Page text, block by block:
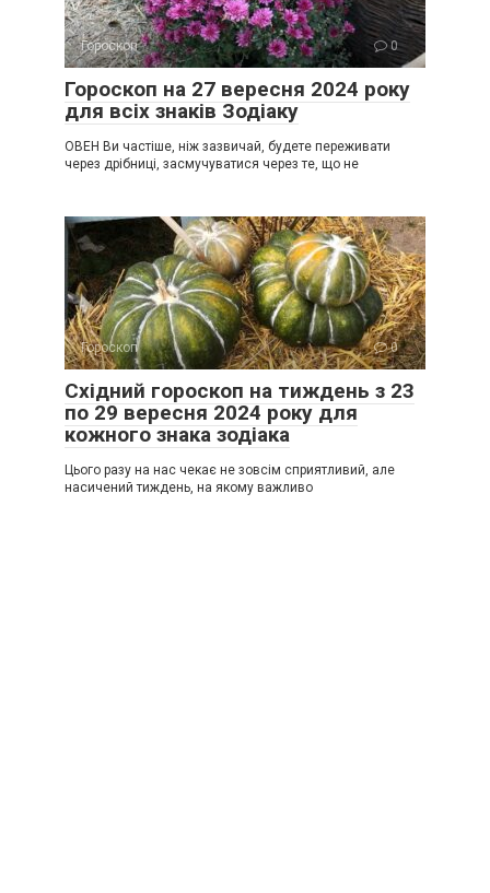
Гороскоп 0
Гороскоп на 27 вересня 2024 року
для всіх знаків Зодіаку
ОВЕН Ви частіше, ніж зазвичай, будете переживати
через дрібниці, засмучуватися через те, що не
Гороскоп 0
Східний гороскоп на тиждень з 23
по 29 вересня 2024 року для
кожного знака зодіака
Цього разу на нас чекає не зовсім сприятливий, але
насичений тиждень, на якому важливо